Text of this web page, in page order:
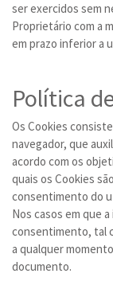
ser exercidos sem
Proprietário com a
em prazo inferior a
Política
Os Cookies
navegador, que
acordo com os
quais os Cookies
consentimento do
Nos casos em que
consentimento, tal
a qualquer
documento.